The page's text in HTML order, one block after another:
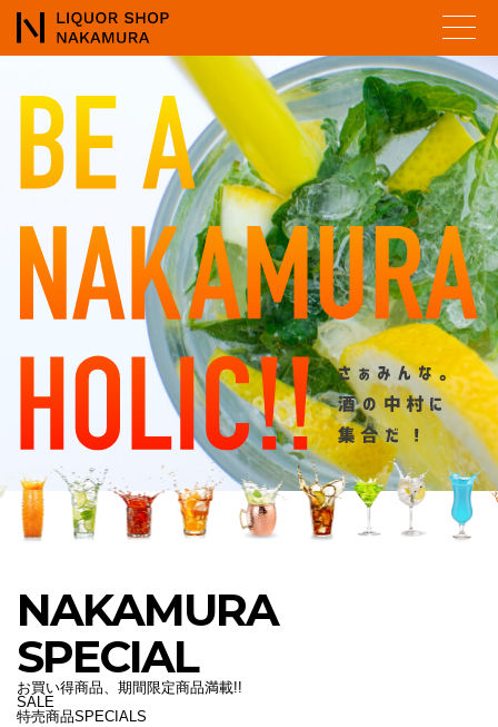
NAKAMURA
SPECIAL
お買い得商品、期間限定商品満載!!
SALE
特売商品SPECIALS